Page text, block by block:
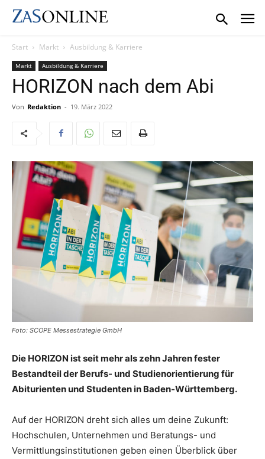
Start Markt Ausbildung & Karriere
Markt Ausbildung & Karriere
HORIZON nach dem Abi
Von Redaktion - 19. März 2022
Foto: SCOPE Messestrategie GmbH
Die HORIZON ist seit mehr als zehn Jahren fester
Bestandteil der Berufs- und Studienorientierung für
Abiturienten und Studenten in Baden-Württemberg.
Auf der HORIZON dreht sich alles um deine Zukunft:
Hochschulen, Unternehmen und Beratungs- und
Vermittlungsinstitutionen geben einen Überblick über